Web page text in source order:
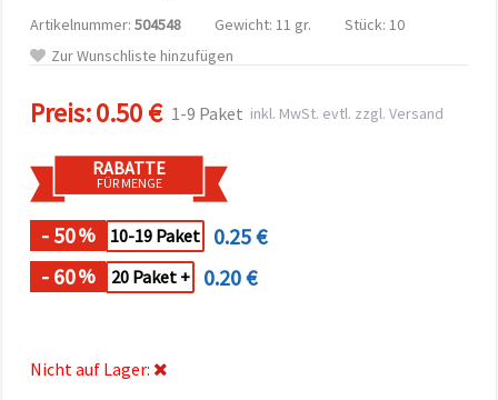
und
Sie können
Cookies
akzeptieren,
oder Ihre
Auswahl in
individuell
festlegen.
Ihre
Einwilligung
widerrufen.
Artikelnummer: 504548 Gewicht: 11 gr.
Stück: 10
Zur Wunschliste hinzufügen
Preis:0.50 € 1-9 Paket inkl. MwSt. evtl. zzgl. Versand
RABATTE
FÜR MENGE
- 50% 10-19 Paket
0.25 €
- 60% 20 Paket + 0.20 €
Nicht auf Lager: